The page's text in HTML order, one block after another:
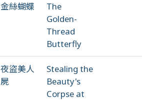
金絲蝴蝶
The
Golden-
Thread
Butterfly
夜盜美人
屍
Stealing the
Beauty's
Corpse at